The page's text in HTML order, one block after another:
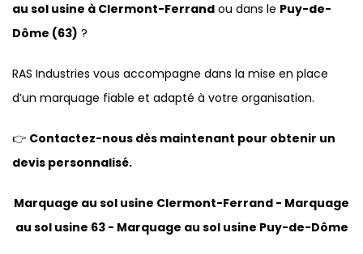
au sol usine à Clermont-Ferrand ou dans le Puy-de-
Dôme (63) ?
RAS Industries vous accompagne dans la mise en place
d’un marquage fiable et adapté à votre organisation.
👉 Contactez-nous dès maintenant pour obtenir un
devis personnalisé.
Marquage au sol usine Clermont-Ferrand - Marquage
au sol usine 63 - Marquage au sol usine Puy-de-Dôme